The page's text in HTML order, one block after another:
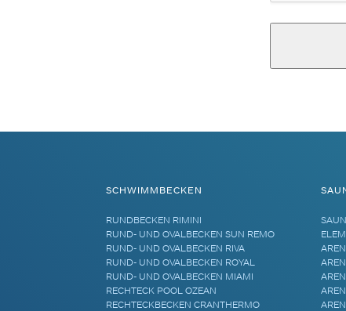
SCHWIMMBECKEN
RUNDBECKEN RIMINI
RUND- UND OVALBECKEN SUN REMO
RUND- UND OVALBECKEN RIVA
RUND- UND OVALBECKEN ROYAL
RUND- UND OVALBECKEN MIAMI
RECHTECK POOL OZEAN
RECHTECKBECKEN CRANTHERMO